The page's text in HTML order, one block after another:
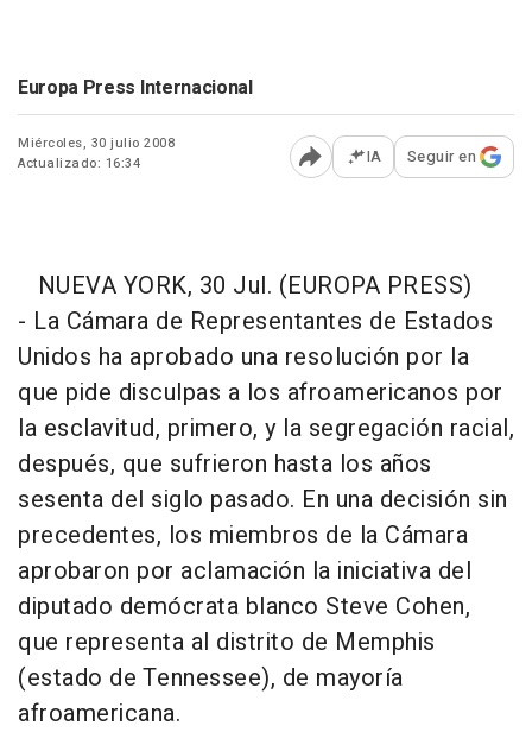
Europa Press Internacional
Miércoles, 30 julio 2008
Actualizado: 16:34
Abrir opciones para
IA Seguir en
NUEVA YORK, 30 Jul. (EUROPA PRESS)
- La Cámara de Representantes de Estados
Unidos ha aprobado una resolución por la
que pide disculpas a los afroamericanos por
la esclavitud, primero, y la segregación racial,
después, que sufrieron hasta los años
sesenta del siglo pasado. En una decisión sin
precedentes, los miembros de la Cámara
aprobaron por aclamación la iniciativa del
diputado demócrata blanco Steve Cohen,
que representa al distrito de Memphis
(estado de Tennessee), de mayoría
afroamericana.